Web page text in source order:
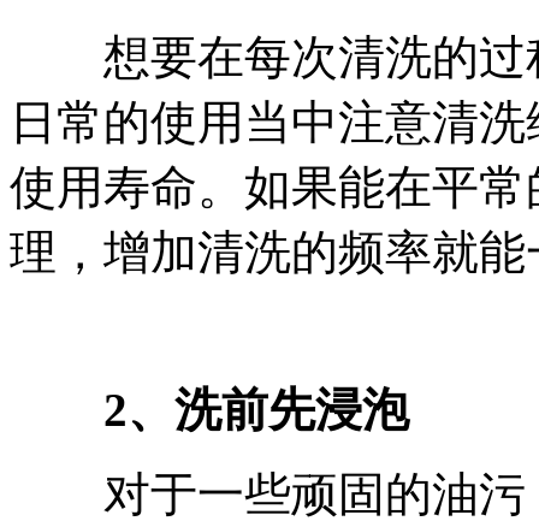
想要在每次清洗的过
日常的使用当中注意清
使用寿命。如果能在平
理，增加清洗的频率就
2、洗前先浸泡
对于一些顽固的油污